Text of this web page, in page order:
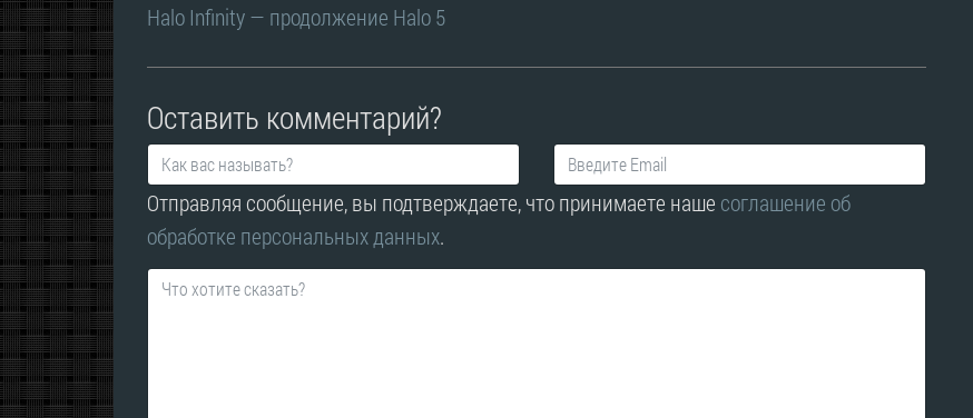
Halo Infinity — продолжение Halo 5
Оставить комментарий?
Отправляя сообщение, вы подтверждаете, что принимаете наше соглашение об
обработке персональных данных.